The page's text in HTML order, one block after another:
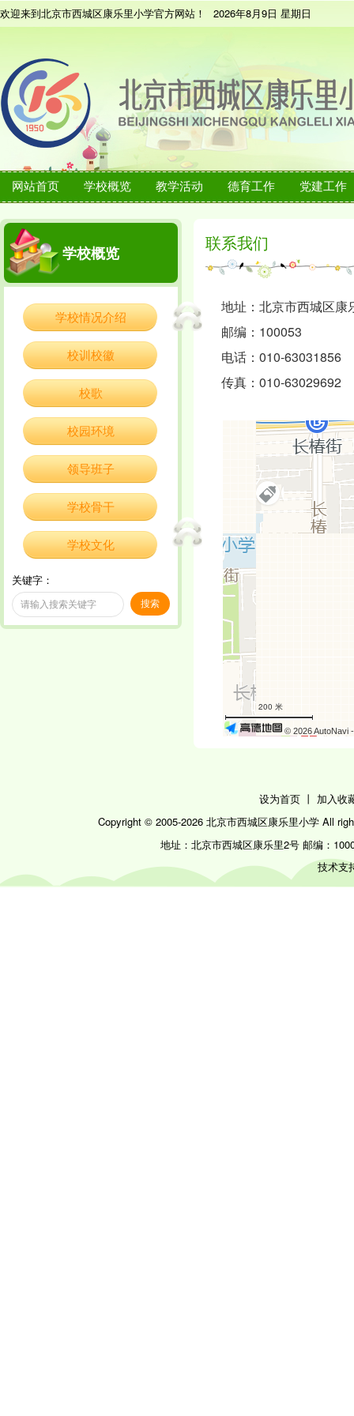
欢迎来到北京市西城区康乐里小学官方网站！ 2026年8月9日 星期日
网站首页 学校概览 教学活动 德育工作 党建工作
学校概览
学校情况介绍
校训校徽
校歌
校园环境
领导班子
学校骨干
学校文化
关键字：
联系我们
地址：北京市西城区康
邮编：100053
电话：010-
传真：010-63029692
200 米
© 2026 AutoNavi
设为首页 丨 加入收
Copyright © 2005-2026 北京市西城区康乐里小学 All
地址：北京市西城区康乐里2号 邮编：
技术支